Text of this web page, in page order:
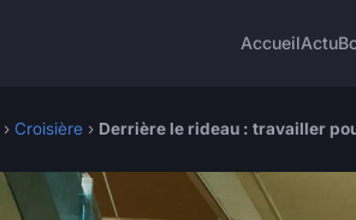
AccueilActu
› Croisière › Derrière le rideau : travailler